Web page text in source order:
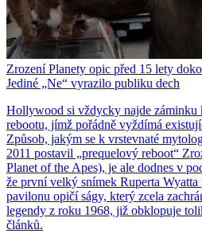
Zrození Planety opic před 15 lety
Jediné „Ne“ vyrazilo publiku dech
Hollywood si vždycky najde záminku
rebootu, jímž pořádně vyždímá
Způsob, jakým se k vrstevnaté
2011 postavil „prequelový reboot“
Planet of the Apes), je ale dodnes v
že první velký snímek Ruperta
pavilonu opičí ságy, který zcela
legendy z roku 1968, již obklopuje
článků.